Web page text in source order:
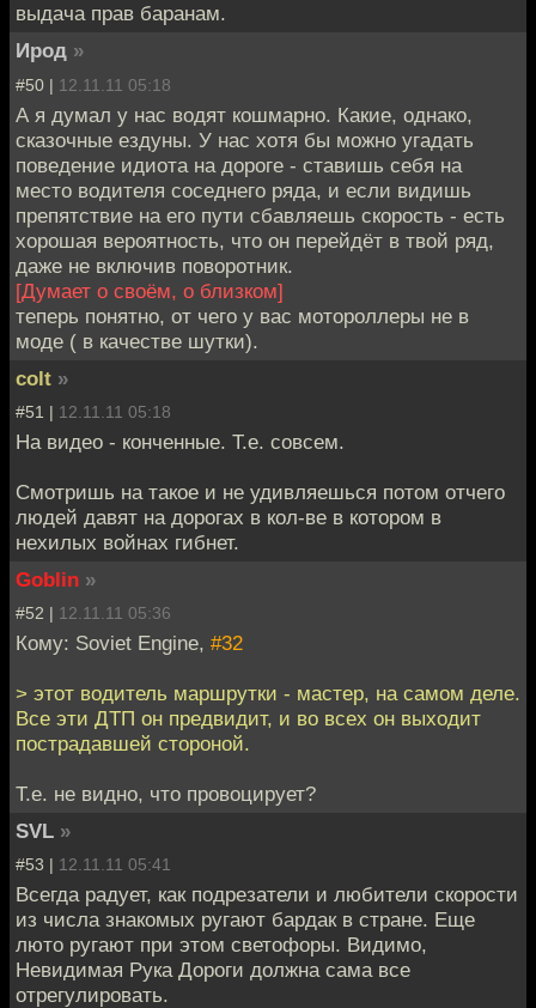
выдача прав баранам.
Ирод »
#50 | 12.11.11 05:18
А я думал у нас водят кошмарно. Какие, однако,
сказочные ездуны. У нас хотя бы можно угадать
поведение идиота на дороге - ставишь себя на
место водителя соседнего ряда, и если видишь
препятствие на его пути сбавляешь скорость - есть
хорошая вероятность, что он перейдёт в твой ряд,
даже не включив поворотник.
[Думает о своём, о близком]
теперь понятно, от чего у вас мотороллеры не в
моде ( в качестве шутки).
colt »
#51 | 12.11.11 05:18
На видео - конченные. Т.е. совсем.
Смотришь на такое и не удивляешься потом отчего
людей давят на дорогах в кол-ве в котором в
нехилых войнах гибнет.
Goblin »
#52 | 12.11.11 05:36
Кому: Soviet Engine, #32
> этот водитель маршрутки - мастер, на самом деле.
Все эти ДТП он предвидит, и во всех он выходит
пострадавшей стороной.
Т.е. не видно, что провоцирует?
SVL »
#53 | 12.11.11 05:41
Всегда радует, как подрезатели и любители скорости
из числа знакомых ругают бардак в стране. Еще
люто ругают при этом светофоры. Видимо,
Невидимая Рука Дороги должна сама все
отрегулировать.